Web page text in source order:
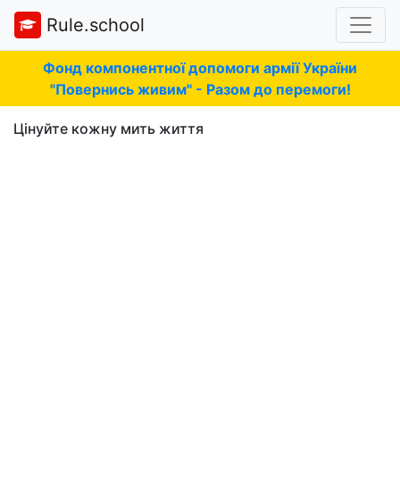
Rule.school
Фонд компонентної допомоги армії України
"Повернись живим" - Разом до перемоги!
Цінуйте кожну мить життя